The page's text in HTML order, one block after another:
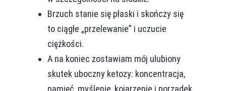
Brzuch stanie się płaski i skończy się
to ciągłe „przelewanie” i uczucie
ciężkości.
A na koniec zostawiam mój ulubiony
skutek uboczny ketozy: koncentracja,
pamięć, myślenie, kojarzenie i porządek